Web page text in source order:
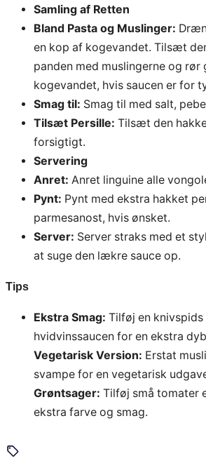
Samling af Retten
Bland Pasta og Muslinger:
en kop af kogevandet. Tilsæt
panden med muslingerne og
kogevandet, hvis saucen er for
Smag til: Smag til med salt,
Tilsæt Persille: Tilsæt den
forsigtigt.
Servering
Anret: Anret linguine alle
Pynt: Pynt med ekstra hakket
parmesanost, hvis ønsket.
Server: Server straks med et
at suge den lækre sauce op.
Tips
Ekstra Smag: Tilføj en knivspids
hvidvinssaucen for en ekstra
Vegetarisk Version: Erstat
svampe for en vegetarisk
Grøntsager: Tilføj små tomater
ekstra farve og smag.